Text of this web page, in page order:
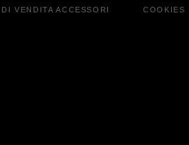
VENDITA ACCESSORI COOKIES